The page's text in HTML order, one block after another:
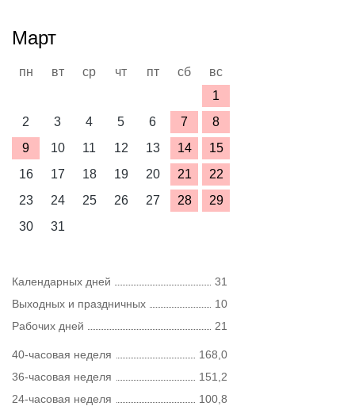
Март
пн вт ср чт пт сб
вс
1
2
3 4 5 6 7
8
9
10 11 12 13 14
15
16
17 18 19 20 21
22
23
24 25 26 27 28
29
30
31
Календарных дней
31
Выходных и праздничных
10
Рабочих дней
21
40-часовая неделя
168,0
36-часовая неделя
151,2
24-часовая неделя
100,8